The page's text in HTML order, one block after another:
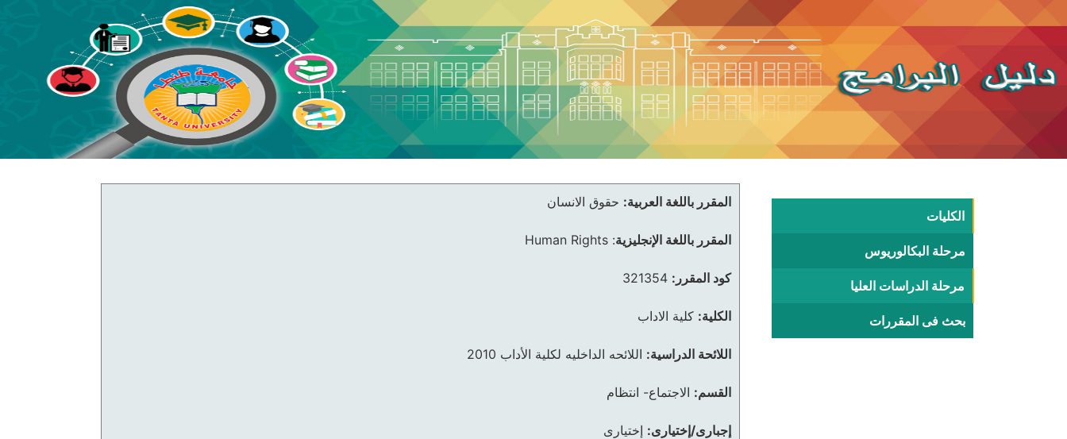
الكليات
مرحلة البكالوريوس
مرحلة الدراسات العليا
بحث فى المقررات
المقرر باللغة العربية: حقوق الانسان
المقرر باللغة الإنجليزية:
Human Rights
كود المقرر: 321354
الكلية: كلية الاداب
اللائحة الدراسية: اللائحه الداخليه لكلية الأداب 2010
القسم: الاجتماع- انتظام
إجبارى/إختيارى: إختيارى